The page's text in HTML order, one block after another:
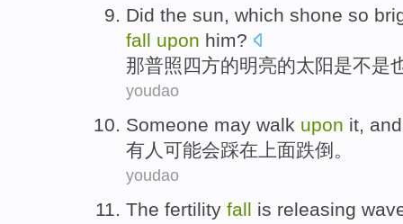
Did the sun, which shone so
fall upon him?
那普照四方的明亮的太阳是不是
youdao
Someone may walk upon it,
有人 可能会踩在上面跌倒。
youdao
The fertility fall is releasing